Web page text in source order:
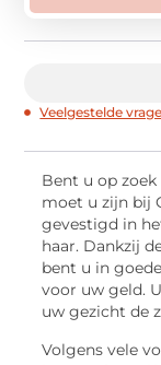
Veelgestelde
Bent u op
moet u zijn bij
gevestigd in
haar. Dankzij
bent u in
voor uw geld.
uw gezicht de
Volgens vele